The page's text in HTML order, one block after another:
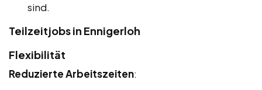
sind.
Teilzeitjobs in Ennigerloh
Flexibilität
Reduzierte Arbeitszeiten: